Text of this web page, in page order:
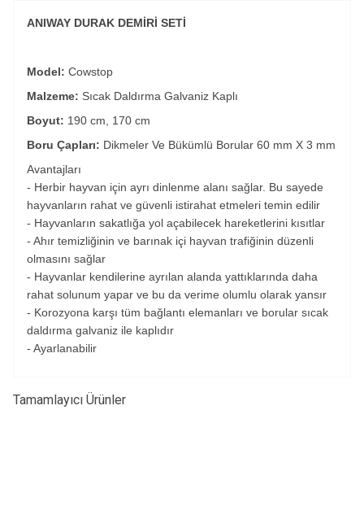
ANIWAY DURAK DEMİRİ SETİ
Model: Cowstop
Malzeme: Sıcak Daldırma Galvaniz Kaplı
Boyut: 190 cm, 170 cm
Boru Çapları: Dikmeler Ve Bükümlü Borular 60 mm X 3 mm
Avantajları
- Herbir hayvan için ayrı dinlenme alanı sağlar. Bu sayede
hayvanların rahat ve güvenli istirahat etmeleri temin edilir
- Hayvanların sakatlığa yol açabilecek hareketlerini kısıtlar
- Ahır temizliğinin ve barınak içi hayvan trafiğinin düzenli
olmasını sağlar
- Hayvanlar kendilerine ayrılan alanda yattıklarında daha
rahat solunum yapar ve bu da verime olumlu olarak yansır
- Korozyona karşı tüm bağlantı elemanları ve borular sıcak
daldırma galvaniz ile kaplıdır
- Ayarlanabilir
Tamamlayıcı Ürünler